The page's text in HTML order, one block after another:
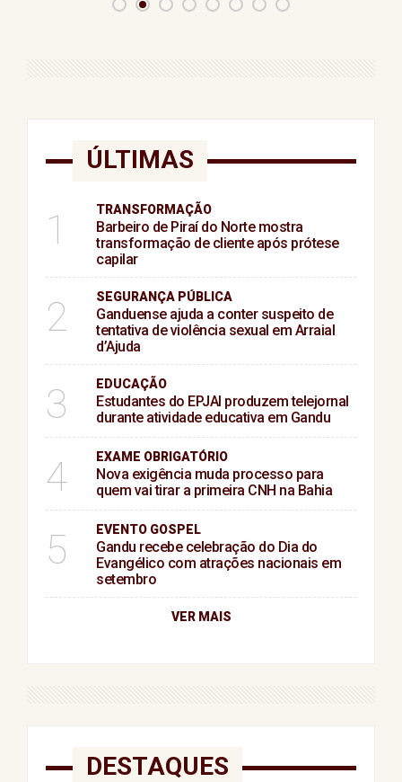
ÚLTIMAS
1 TRANSFORMAÇÃO
Barbeiro de Piraí do Norte mostra
transformação de cliente após prótese
capilar
2 SEGURANÇA PÚBLICA
Ganduense ajuda a conter suspeito de
tentativa de violência sexual em Arraial
d’Ajuda
3 EDUCAÇÃO
Estudantes do EPJAI produzem telejornal
durante atividade educativa em Gandu
4 EXAME OBRIGATÓRIO
Nova exigência muda processo para
quem vai tirar a primeira CNH na Bahia
5 EVENTO GOSPEL
Gandu recebe celebração do Dia do
Evangélico com atrações nacionais em
setembro
VER MAIS
DESTAQUES